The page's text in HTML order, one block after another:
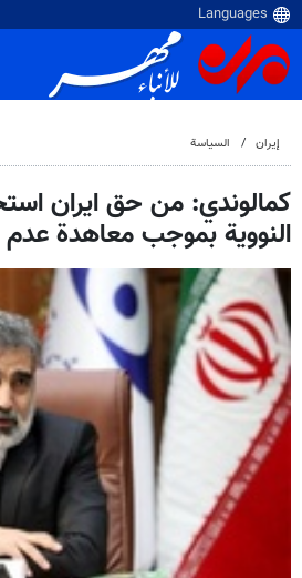
إيران السياسة
كمالوندي: من حق ايران
النووية بموجب معاهدة عدم